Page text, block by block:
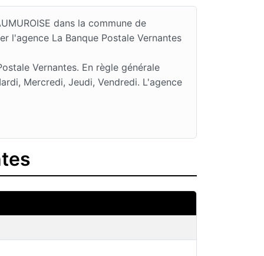
dans la commune de
l'agence La Banque Postale Vernantes
Vernantes. En règle générale
Mercredi, Jeudi, Vendredi. L'agence